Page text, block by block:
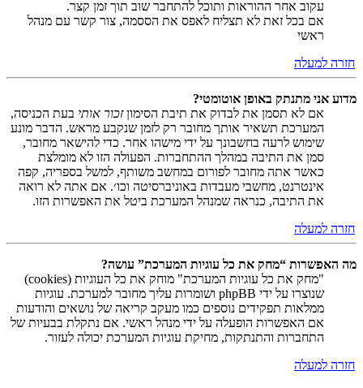
עקוב אחר ההוראות ותוכל להתחבר שוב תוך זמן קצר.
אם בכל זאת לא תצליח לאפס את הססמה, צור קשר עם מנהל
ראשי
חזרה למעלה
מדוע אני מתנתק באופן אוטומטי?
אם לא תסמן את לבדוק את תיבת הסימוןזכור אותי בעת הכניסה,
המערכת תשאיר אותך מחובר רק לזמן שנקבע מראש. הדבר מונע
שימוש לרעה בחשבונך על ידי מישהו אחר. כדי להישאר מחובר,
סמן את התיבה במהלך ההתחברות. הפעולה הזו לא מומלצת
כאשר אתה מחובר לפורום במחשב משותף, למשל בספריה, קפה
אינטרנט, מחשבי מעבדות באוניברסיטה וכו׳. אם אתה לא רואה
את התיבה, כנראה שמנהל המערכת ביטל את האפשרות הזו.
חזרה למעלה
מה האפשרות “מחק את כל עוגיות המערכת” עושה?
"מחק את כל עוגיות המערכת" מוחק את כל העוגיות (cookies)
שנוצרו על ידי phpBB ושומרות עליך מחובר למערכת. עוגיות
ממלאות תפקידים נוספים כמו מעקב קריאה של נושאים והודעות
אם האפשרות הופעלה על ידי מנהל ראשי. אם נתקלת בבעיות של
התחברות והתנתקות, מחיקת עוגיות המערכת יכולה לעזור.
חזרה למעלה